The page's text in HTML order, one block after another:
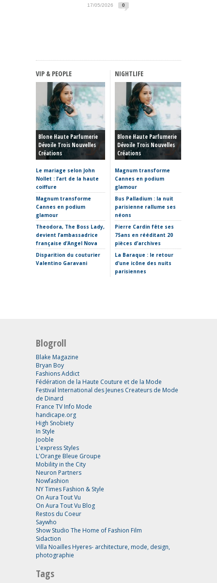
17/05/2026 0
VIP & PEOPLE
Blone Haute Parfumerie
Dévoile Trois Nouvelles
Créations
Le mariage selon John
Nollet : l’art de la haute
coiffure
Magnum transforme
Cannes en podium
glamour
Theodora, The Boss Lady,
devient l’ambassadrice
française d’Angel Nova
Disparition du couturier
Valentino Garavani
NIGHTLIFE
Blone Haute Parfumerie
Dévoile Trois Nouvelles
Créations
Magnum transforme
Cannes en podium
glamour
Bus Palladium : la nuit
parisienne rallume ses
néons
Pierre Cardin fête ses
75ans en rééditant 20
pièces d’archives
La Baraque : le retour
d’une icône des nuits
parisiennes
Blogroll
Blake Magazine
Bryan Boy
Fashions Addict
Fédération de la Haute Couture et de la Mode
Festival International des Jeunes Createurs de Mode
de Dinard
France TV Info Mode
handicape.org
High Snobiety
In Style
Jooble
L'express Styles
L'Orange Bleue Groupe
Mobility in the City
Neuron Partners
Nowfashion
NY Times Fashion & Style
On Aura Tout Vu
On Aura Tout Vu Blog
Restos du Coeur
Saywho
Show Studio The Home of Fashion Film
Sidaction
Villa Noailles Hyeres- architecture, mode, design,
photographie
Tags